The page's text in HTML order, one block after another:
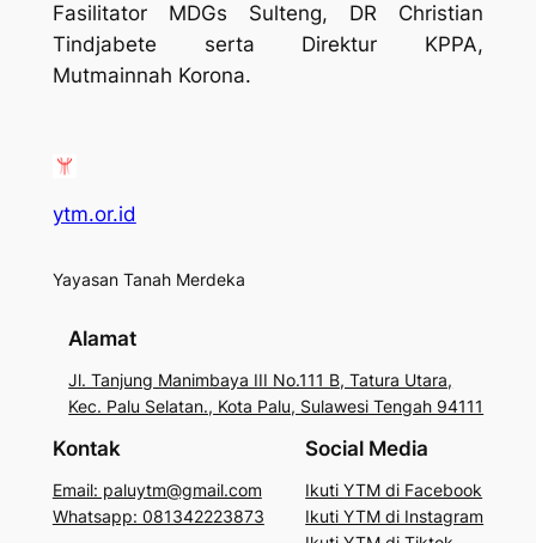
Fasilitator MDGs Sulteng, DR Christian
Tindjabete serta Direktur KPPA,
Mutmainnah Korona.
ytm.or.id
Yayasan Tanah Merdeka
Alamat
Jl. Tanjung Manimbaya III No.111 B, Tatura Utara,
Kec. Palu Selatan., Kota Palu, Sulawesi Tengah 94111
Kontak
Email: paluytm@gmail.com
Whatsapp: 081342223873
Social Media
Ikuti YTM di Facebook
Ikuti YTM di Instagram